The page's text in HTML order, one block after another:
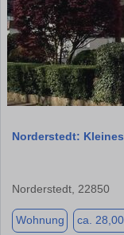
Norderstedt:
Norderstedt, 22850
Wohnung ca.